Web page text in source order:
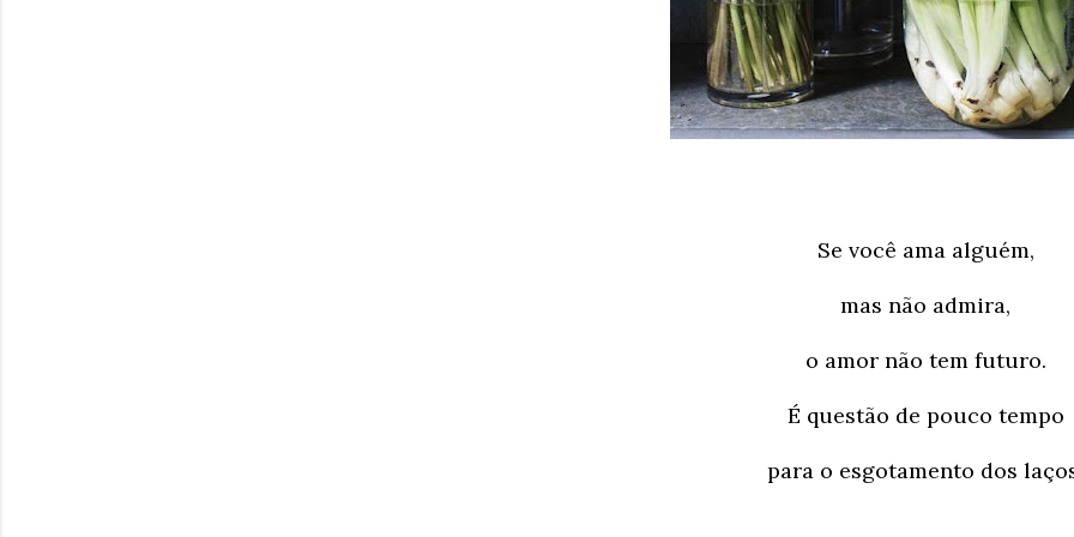
Se você ama alguém,
mas não admira,
o amor não tem futuro.
É questão de pouco tempo
para o esgotamento dos